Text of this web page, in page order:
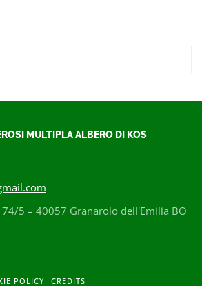
MULTIPLA ALBERO DI KOS
74/5 – 40057 Granarolo dell'Emilia BO
POLICY CREDITS